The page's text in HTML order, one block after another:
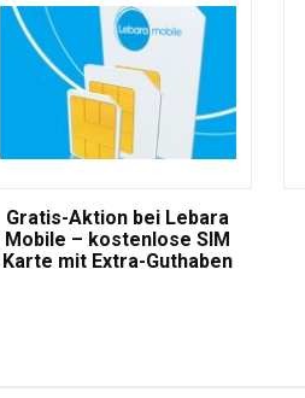
Gratis-Aktion bei Lebara
Mobile – kostenlose SIM
Karte mit Extra-Guthaben